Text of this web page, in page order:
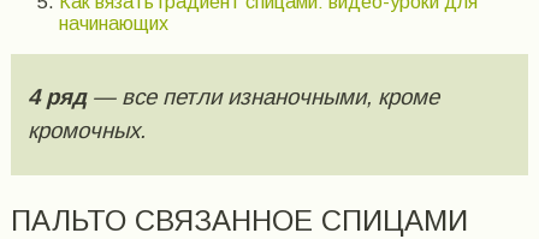
начинающих
4 ряд— все петли изнаночными, кроме
кромочных.
ПАЛЬТО СВЯЗАННОЕ СПИЦАМИ